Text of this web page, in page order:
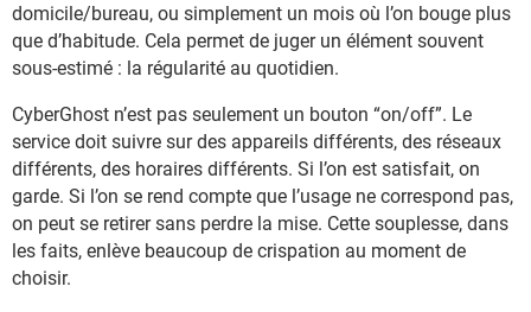
domicile/bureau, ou simplement un mois où l’on bouge plus
que d’habitude. Cela permet de juger un élément souvent
sous-estimé : la régularité au quotidien.
CyberGhost n’est pas seulement un bouton “on/off”. Le
service doit suivre sur des appareils différents, des réseaux
différents, des horaires différents. Si l’on est satisfait, on
garde. Si l’on se rend compte que l’usage ne correspond pas,
on peut se retirer sans perdre la mise. Cette souplesse, dans
les faits, enlève beaucoup de crispation au moment de
choisir.